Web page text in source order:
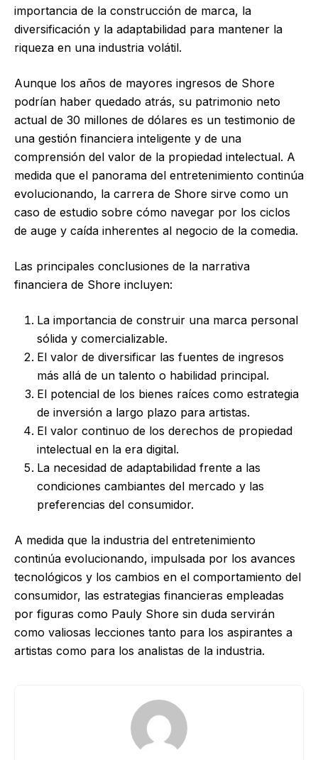
importancia de la construcción de marca, la
diversificación y la adaptabilidad para mantener la
riqueza en una industria volátil.
Aunque los años de mayores ingresos de Shore
podrían haber quedado atrás, su patrimonio neto
actual de 30 millones de dólares es un testimonio de
una gestión financiera inteligente y de una
comprensión del valor de la propiedad intelectual. A
medida que el panorama del entretenimiento continúa
evolucionando, la carrera de Shore sirve como un
caso de estudio sobre cómo navegar por los ciclos
de auge y caída inherentes al negocio de la comedia.
Las principales conclusiones de la narrativa
financiera de Shore incluyen:
La importancia de construir una marca personal
sólida y comercializable.
El valor de diversificar las fuentes de ingresos
más allá de un talento o habilidad principal.
El potencial de los bienes raíces como estrategia
de inversión a largo plazo para artistas.
El valor continuo de los derechos de propiedad
intelectual en la era digital.
La necesidad de adaptabilidad frente a las
condiciones cambiantes del mercado y las
preferencias del consumidor.
A medida que la industria del entretenimiento
continúa evolucionando, impulsada por los avances
tecnológicos y los cambios en el comportamiento del
consumidor, las estrategias financieras empleadas
por figuras como Pauly Shore sin duda servirán
como valiosas lecciones tanto para los aspirantes a
artistas como para los analistas de la industria.